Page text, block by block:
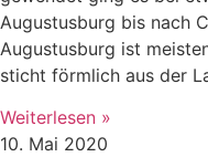
Augustusburg bis nach
Augustusburg ist
sticht förmlich aus der
Weiterlesen »
10. Mai 2020